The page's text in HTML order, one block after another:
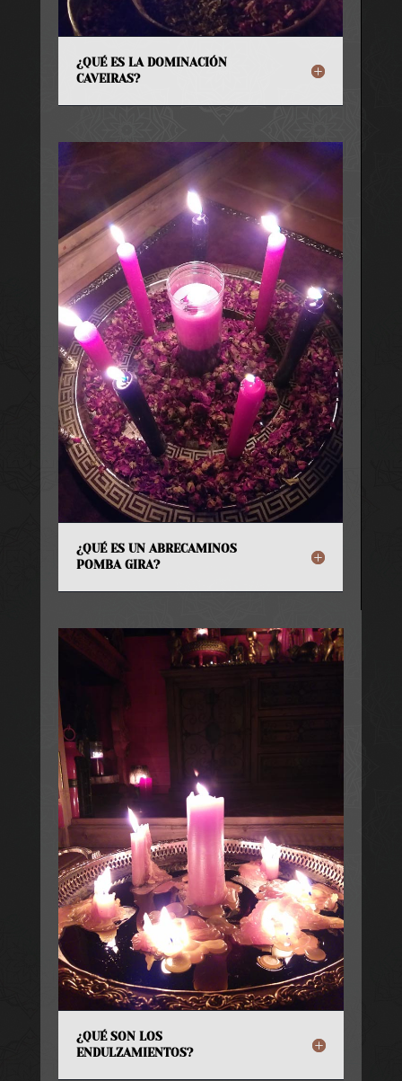
¿QUÉ ES LA DOMINACIÓN
CAVEIRAS?
¿QUÉ ES UN ABRECAMINOS
POMBA GIRA?
¿QUÉ SON LOS
ENDULZAMIENTOS?